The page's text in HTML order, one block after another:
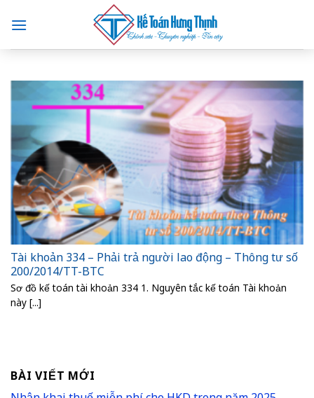
content
Tài khoản 334 – Phải trả người lao động – Thông tư số
200/2014/TT-BTC
Sơ đồ kế toán tài khoản 334 1. Nguyên tắc kế toán Tài khoản
này [...]
BÀI VIẾT MỚI